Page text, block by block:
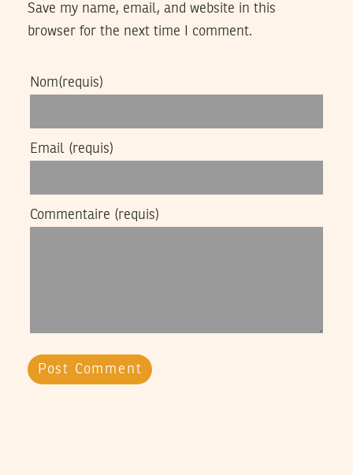
Save my name, email, and website in this
browser for the next time I comment.
Nom(requis)
Email (requis)
Commentaire (requis)